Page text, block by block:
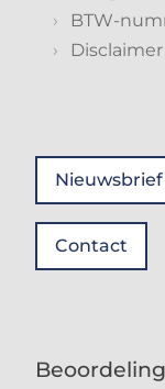
BTW-
Nieuwsbrief
Contact